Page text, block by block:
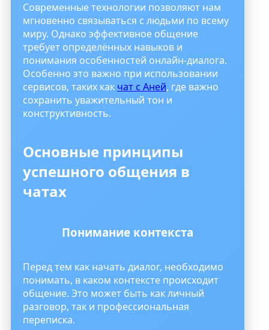
Современные технологии позволяют нам
мгновенно связываться с людьми по всему
миру. Однако эффективное общение
требует определённых навыков и
понимания особенностей онлайн-диалога.
Особенно это важно при использовании
сервисов, таких как чат с Аней, где важно
сохранить уважительный тон и
конструктивность.
Основные принципы
успешного общения в
чатах
Понимание контекста
Перед тем как начать диалог, необходимо
понимать, в каком контексте происходит
общение. Это может быть как личный
разговор, так и профессиональная
переписка.